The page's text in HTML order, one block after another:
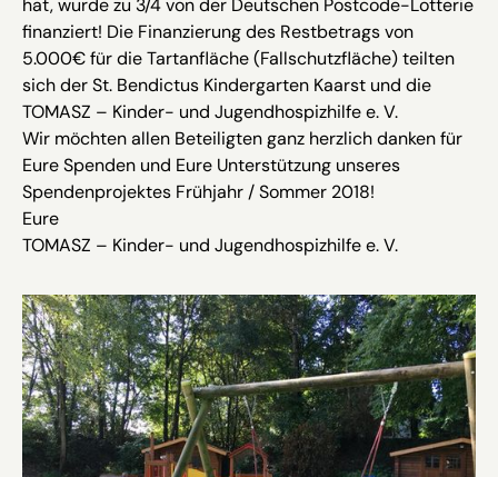
finanziert! Die Finanzierung des Restbetrags von
5.000€ für die Tartanfläche (Fallschutzfläche) teilten
sich der St. Bendictus Kindergarten Kaarst und die
TOMASZ – Kinder- und Jugendhospizhilfe e. V.
Wir möchten allen Beteiligten ganz herzlich danken für
Eure Spenden und Eure Unterstützung unseres
Spendenprojektes Frühjahr / Sommer 2018!
Eure
TOMASZ – Kinder- und Jugendhospizhilfe e. V.